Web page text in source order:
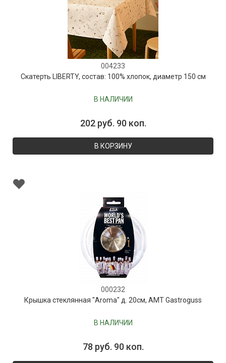
004233
Скатерть LIBERTY, состав: 100% хлопок, диаметр 150 см
В НАЛИЧИИ
202 руб. 90 коп.
В КОРЗИНУ
000232
Крышка стеклянная "Aroma" д. 20см, AMT Gastroguss
В НАЛИЧИИ
78 руб. 90 коп.